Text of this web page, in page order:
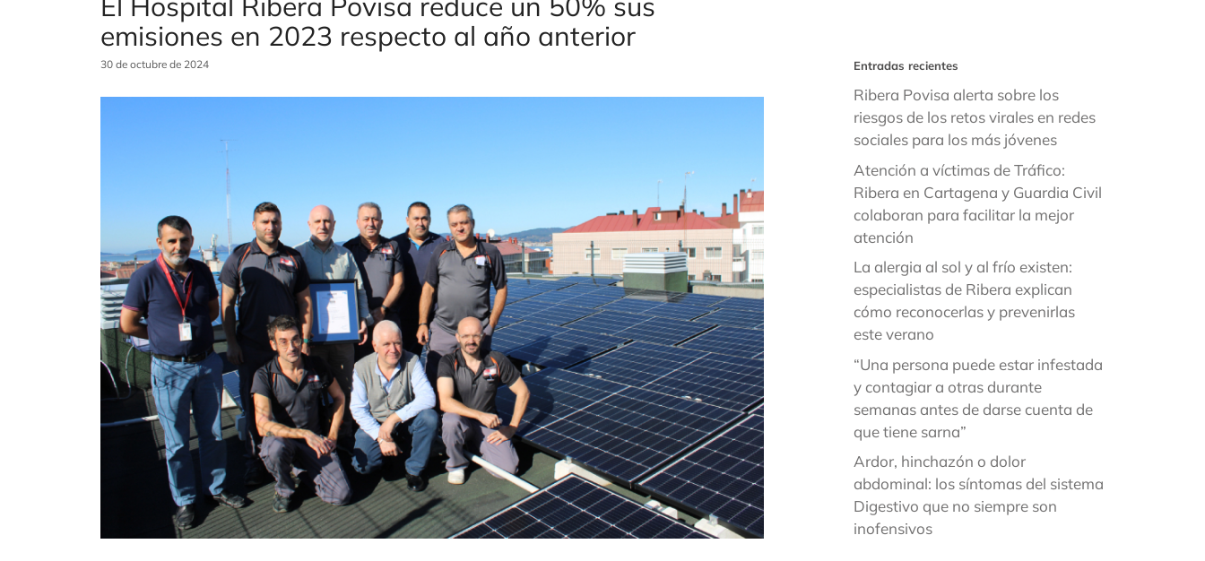
emisiones en 2023 respecto al año anterior
30 de octubre de 2024 Entradas recientes
Ribera Povisa alerta sobre los
riesgos de los retos virales en redes
sociales para los más jóvenes
Atención a víctimas de Tráfico:
Ribera en Cartagena y Guardia Civil
colaboran para facilitar la mejor
atención
La alergia al sol y al frío existen:
especialistas de Ribera explican
cómo reconocerlas y prevenirlas
este verano
“Una persona puede estar infestada
y contagiar a otras durante
semanas antes de darse cuenta de
que tiene sarna”
Ardor, hinchazón o dolor
abdominal: los síntomas del sistema
Digestivo que no siempre son
inofensivos